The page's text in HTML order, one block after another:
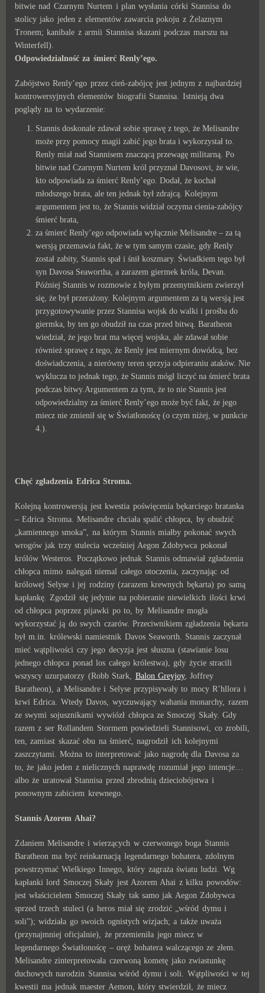
bitwie nad Czarnym Nurtem i plan wysłania córki Stannisa do
stolicy jako jeden z elementów zawarcia pokoju z Żelaznym
Tronem; kanibale z armii Stannisa skazani podczas marszu na
Winterfell).
Odpowiedzialność za śmierć Renly’ego.
Zabójstwo Renly’ego przez cień-zabójcę jest jednym z najbardziej
kontrowersyjnych elementów biografii Stannisa. Istnieją dwa
poglądy na to wydarzenie:
Stannis doskonale zdawał sobie sprawę z tego, że Melisandre
może przy pomocy magii zabić jego brata i wykorzystał to.
Renly miał nad Stannisem znaczącą przewagę militarną. Po
bitwie nad Czarnym Nurtem król przyznał Davosovi, że wie,
kto odpowiada za śmierć Renly’ego. Dodał, że kochał
młodszego brata, ale ten jednak był zdrajcą. Kolejnym
argumentem jest to, że Stannis widział oczyma cienia-zabójcy
śmierć brata,
za śmierć Renly’ego odpowiada wyłącznie Melisandre – za tą
wersją przemawia fakt, że w tym samym czasie, gdy Renly
został zabity, Stannis spał i śnił koszmary. Świadkiem tego był
syn Davosa Seawortha, a zarazem giermek króla, Devan.
Później Stannis w rozmowie z byłym przemytnikiem zwierzył
się, że był przerażony. Kolejnym argumentem za tą wersją jest
przygotowywanie przez Stannisa wojsk do walki i prośba do
giermka, by ten go obudził na czas przed bitwą. Baratheon
wiedział, że jego brat ma więcej wojska, ale zdawał sobie
również sprawę z tego, że Renly jest miernym dowódcą, bez
doświadczenia, a nierówny teren sprzyja odpieraniu ataków. Nie
wyklucza to jednak tego, że Stannis mógł liczyć na śmierć brata
podczas bitwy.Argumentem za tym, że to nie Stannis jest
odpowiedzialny za śmierć Renly’ego może być fakt, że jego
miecz nie zmienił się w Światłonoścę (o czym niżej, w punkcie
4.).
Chęć zgładzenia Edrica Stroma.
Kolejną kontrowersją jest kwestia poświęcenia bękarciego bratanka
– Edrica Stroma. Melisandre chciała spalić chłopca, by obudzić
„kamiennego smoka”, na którym Stannis miałby pokonać swych
wrogów jak trzy stulecia wcześniej Aegon Zdobywca pokonał
królów Westeros. Początkowo jednak Stannis odmawiał zgładzenia
chłopca mimo nalegań niemal całego otoczenia, zaczynając od
królowej Selyse i jej rodziny (zarazem krewnych bękarta) po samą
kapłankę. Zgodził się jedynie na pobieranie niewielkich ilości krwi
od chłopca poprzez pijawki po to, by Melisandre mogła
wykorzystać ją do swych czarów. Przeciwnikiem zgładzenia bękarta
był m.in. królewski namiestnik Davos Seaworth. Stannis zaczynał
mieć wątpliwości czy jego decyzja jest słuszna (stawianie losu
jednego chłopca ponad los całego królestwa), gdy życie stracili
wszyscy uzurpatorzy (Robb Stark, Balon Greyjoy, Joffrey
Baratheon), a Melisandre i Selyse przypisywały to mocy R’hllora i
krwi Edrica. Wtedy Davos, wyczuwający wahania monarchy, razem
ze swymi sojusznikami wywiózł chłopca ze Smoczej Skały. Gdy
razem z ser Rollandem Stormem powiedzieli Stannisowi, co zrobili,
ten, zamiast skazać obu na śmierć, nagrodził ich kolejnymi
zaszczytami. Można to interpretować jako nagrodę dla Davosa za
to, że jako jeden z nielicznych naprawdę rozumiał jego intencje…
albo że uratował Stannisa przed zbrodnią dzieciobójstwa i
ponownym zabiciem krewnego.
Stannis Azorem Ahai?
Zdaniem Melisandre i wierzących w czerwonego boga Stannis
Baratheon ma być reinkarnacją legendarnego bohatera, zdolnym
powstrzymać Wielkiego Innego, który zagraża światu ludzi. Wg
kapłanki lord Smoczej Skały jest Azorem Ahai z kilku powodów:
jest właścicielem Smoczej Skały tak samo jak Aegon Zdobywca
sprzed trzech stuleci (a heros miał się zrodzić „wśród dymu i
soli”); widziała go swoich ognistych wizjach; a także uważa
(przynajmniej oficjalnie), że przemieniła jego miecz w
legendarnego Światłonoścę – oręż bohatera walczącego ze złem.
Melisandre zinterpretowała czerwoną kometę jako zwiastunkę
duchowych narodzin Stannisa wśród dymu i soli. Wątpliwości w tej
kwestii ma jednak maester Aemon, który stwierdził, że miecz